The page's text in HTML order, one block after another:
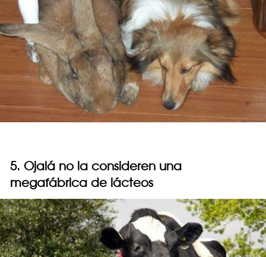
5. Ojalá no la consideren una
megafábrica de lácteos